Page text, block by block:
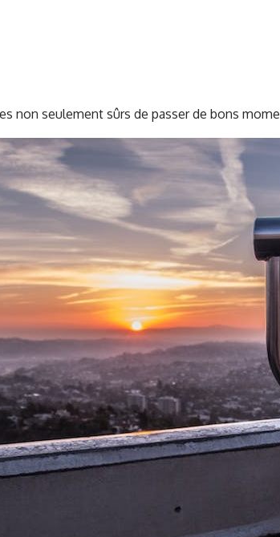
non seulement sûrs de passer de bons